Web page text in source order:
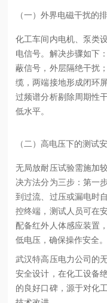
（一）外界电磁干扰的
化工车间内电机、泵类
电信号。解决步骤如下
蔽信号，外层隔绝干扰
缆，两端接地形成闭环
过频谱分析剔除周期性
低水平。
（二）高电压下的测试
无局放耐压试验需施加
决方法分为三步：第一
到过流、过压或漏电时
控终端，测试人员可在
配备红外人体感应装置
低电压，确保操作安全。
武汉特高压电力公司的
安全设计，在化工设备
的良好口碑，源于对化